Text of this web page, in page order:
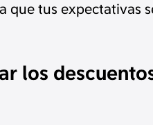
tus expectativas
los